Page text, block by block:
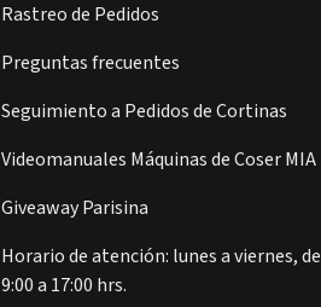
Rastreo de Pedidos
Preguntas frecuentes
Seguimiento a Pedidos de Cortinas
Videomanuales Máquinas de Coser MIA
Giveaway Parisina
Horario de atención: lunes a viernes, de
9:00 a 17:00 hrs.